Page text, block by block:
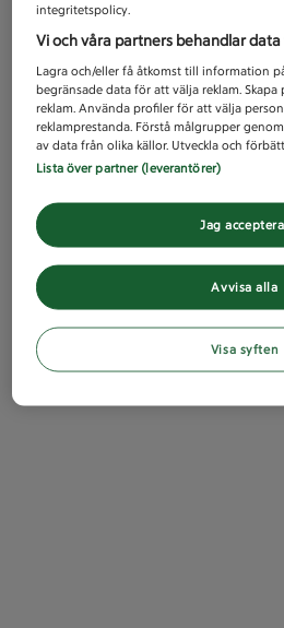
integritetspolicy.
Vi och våra partners behandlar
Lagra och/eller få åtkomst till information
begränsade data för att välja reklam.
reklam. Använda profiler för att välja
reklamprestanda. Förstå målgrupper
av data från olika källor. Utveckla och
Lista över partner (leverantörer)
Avvisa alla
Jag
Visa syften